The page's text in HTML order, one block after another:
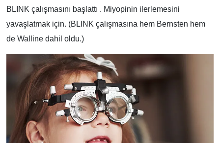
BLINK çalışmasını başlattı . Miyopinin ilerlemesini
yavaşlatmak için. (BLINK çalışmasına hem Bernsten hem
de Walline dahil oldu.)